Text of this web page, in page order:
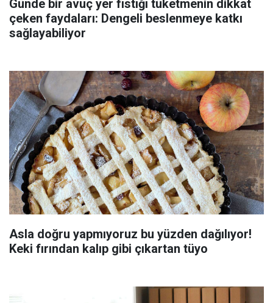
Günde bir avuç yer fıstığı tüketmenin dikkat
çeken faydaları: Dengeli beslenmeye katkı
sağlayabiliyor
Asla doğru yapmıyoruz bu yüzden dağılıyor!
Keki fırından kalıp gibi çıkartan tüyo